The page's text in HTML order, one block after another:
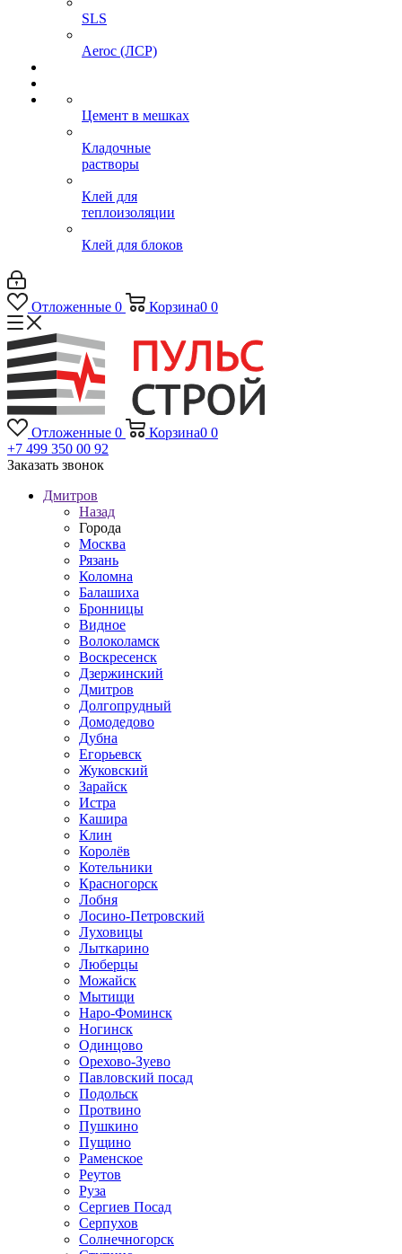
SLS
Aeroc (ЛСР)
Цемент в мешках
Кладочные
растворы
Клей для
теплоизоляции
Клей для блоков
Отложенные 0 Корзина0 0
Отложенные 0 Корзина0 0
+7 499 350 00 92
Заказать звонок
Дмитров
Назад
Города
Москва
Рязань
Коломна
Балашиха
Бронницы
Видное
Волоколамск
Воскресенск
Дзержинский
Дмитров
Долгопрудный
Домодедово
Дубна
Егорьевск
Жуковский
Зарайск
Истра
Кашира
Клин
Королёв
Котельники
Красногорск
Лобня
Лосино-Петровский
Луховицы
Лыткарино
Люберцы
Можайск
Мытищи
Наро-Фоминск
Ногинск
Одинцово
Орехово-Зуево
Павловский посад
Подольск
Протвино
Пушкино
Пущино
Раменское
Реутов
Руза
Сергиев Посад
Серпухов
Солнечногорск